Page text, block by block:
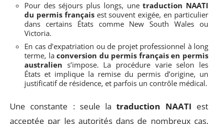
Pour des séjours plus longs, unetraduction NAATI
du permis françaisest souvent exigée, en particulier
dans certains États comme New South Wales ou
Victoria.
En cas d’expatriation ou de projet professionnel à long
terme, laconversion du permis français en permis
australien s’impose. La procédure varie selon les
États et implique la remise du permis d’origine, un
justificatif de résidence, et parfois un contrôle médical.
Une constante : seule latraduction NAATI est
acceptée par les autorités dans de nombreux cas.